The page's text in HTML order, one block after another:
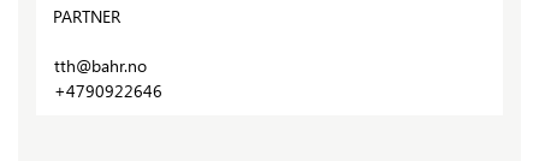
PARTNER
tth@bahr.no
+4790922646